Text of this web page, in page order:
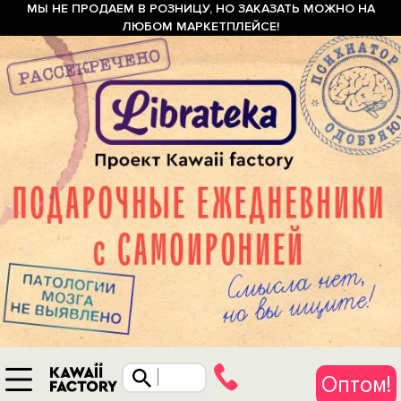
МЫ НЕ ПРОДАЕМ В РОЗНИЦУ, НО ЗАКАЗАТЬ МОЖНО НА
ЛЮБОМ МАРКЕТПЛЕЙСЕ!
Оптом!